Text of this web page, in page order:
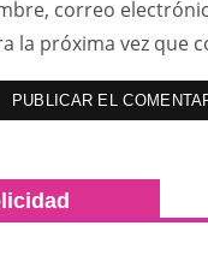
correo
la próxima vez que